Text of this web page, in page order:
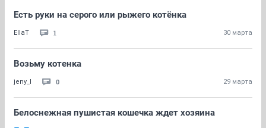
Есть руки на серого или рыжего котёнка
EllaT 1 30 марта
Возьму котенка
jeny_l 0 29 марта
Белоснежная пушистая кошечка ждет хозяина